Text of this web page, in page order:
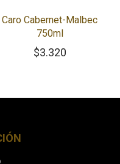
Caro Cabernet-Malbec
750ml
$3.320